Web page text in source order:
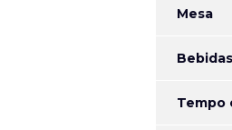
Mesa
Bebidas
Tempo